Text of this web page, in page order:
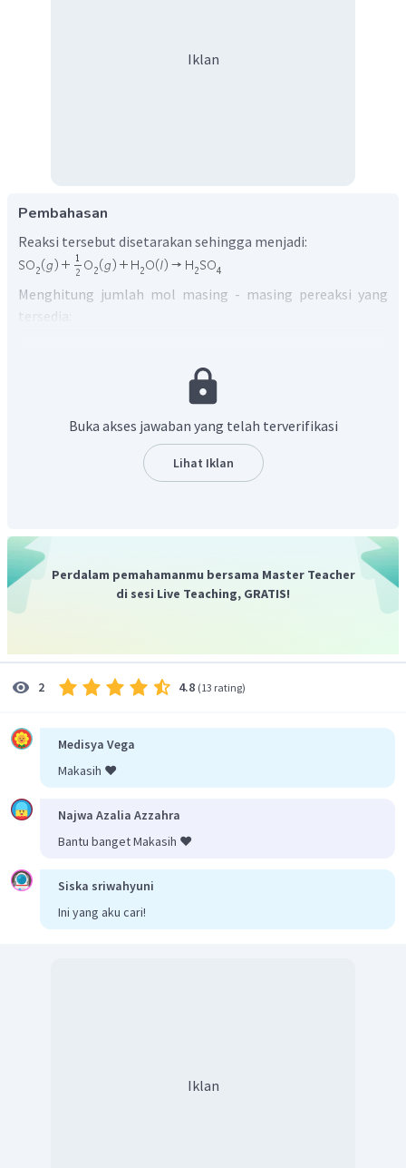
Iklan
Pembahasan
Reaksi tersebut disetarakan sehingga menjadi:
Menghitung jumlah mol masing - masing pereaksi yang
tersedia:
Untuk mengetahui pereaksi pembatas, ditentukan
seperti berikut:
Pereaksi pembatas adalah yang memiliki perbandingan
adalah
. Jadi, pernyataan pada opsi jawaban B adalah
Reaksi yang terjadi yaitu:
Buka akses jawaban yang telah terverifikasi
Lihat Iklan
Perdalam pemahamanmu bersama Master Teacher
di sesi Live Teaching, GRATIS!
2 4.8 (13 rating)
Medisya Vega
Makasih ❤️
Najwa Azalia Azzahra
Bantu banget Makasih ❤️
Siska sriwahyuni
Ini yang aku cari!
Iklan